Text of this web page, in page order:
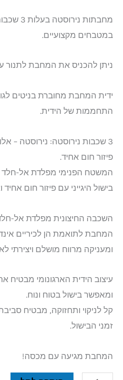
מחבתות
במטבחים מקצועיים.
ניתן להכניס את המחבת לתנור עד 250 מעלות
ידית המחבת מחוברת בניטים
התחממות של הידית.
3 שכבות נירוסטה: נירוסטה –
פיזור חום אחיד.
המשטח הפנימי מפלדת אל-חלד
בישול היגייני עם פיזור חום
המחבת לתואמת הן לכיריים
ומעניקה מרווח מושלם ויצירתי
עיצוב הידית הארגונומי מבטיח
ומאפשר בישול בטוח ונוח.
קל לניקוי ותחזוקה, מבטיח סביבת
זמני הבישול.
המחבת מגיעה עם מכסה!